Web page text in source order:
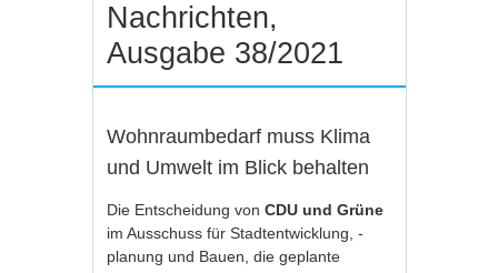
Nachrichten,
Ausgabe 38/2021
Wohnraumbedarf muss Klima
und Umwelt im Blick behalten
Die Entscheidung vonCDU und Grüne
im Ausschuss für Stadtentwicklung, -
planung und Bauen, die geplante